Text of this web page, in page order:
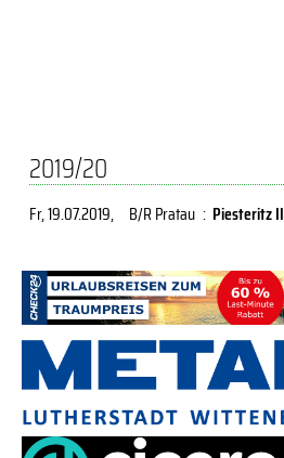
2019/20
Fr, 19.07.2019, B/R Pratau : Piesteritz II